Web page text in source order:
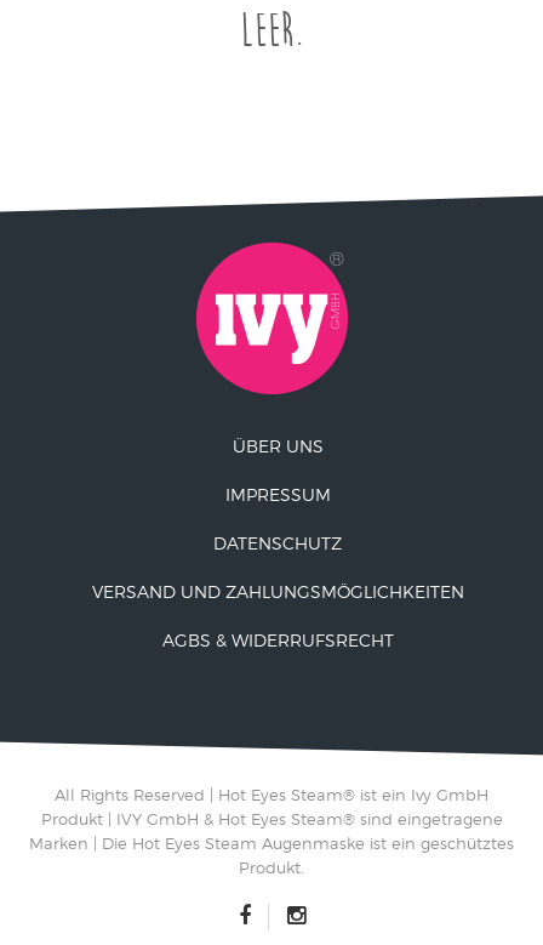
leer.
ÜBER UNS
IMPRESSUM
DATENSCHUTZ
VERSAND UND ZAHLUNGSMÖGLICHKEITEN
AGBS & WIDERRUFSRECHT
All Rights Reserved | Hot Eyes Steam® ist ein Ivy GmbH
Produkt | IVY GmbH & Hot Eyes Steam® sind eingetragene
Marken | Die Hot Eyes Steam Augenmaske ist ein geschütztes
Produkt.